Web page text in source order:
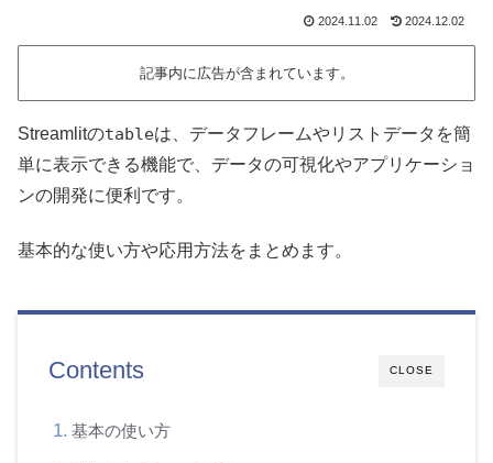
2024.11.02 2024.12.02
記事内に広告が含まれています。
Streamlitのtableは、データフレームやリストデータを簡
単に表示できる機能で、データの可視化やアプリケーショ
ンの開発に便利です。
基本的な使い方や応用方法をまとめます。
CLOSE
Contents
基本の使い方